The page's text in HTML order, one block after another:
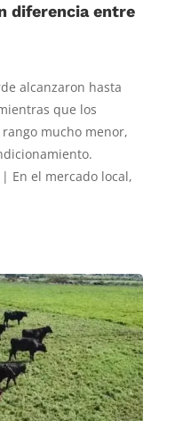
diferencia entre
alcanzaron hasta
que los
mucho menor,
En el mercado local,